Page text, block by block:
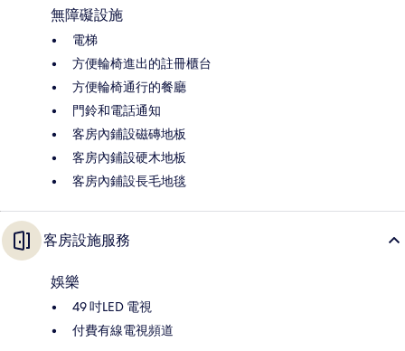
無障礙設施
電梯
方便輪椅進出的註冊櫃台
方便輪椅通行的餐廳
門鈴和電話通知
客房內鋪設磁磚地板
客房內鋪設硬木地板
客房內鋪設長毛地毯
客房設施服務
娛樂
49 吋LED 電視
付費有線電視頻道